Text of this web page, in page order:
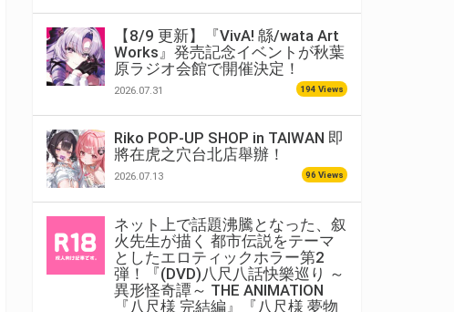
【8/9 更新】『VivA! 緜/wata Art
Works』発売記念イベントが秋葉
原ラジオ会館で開催決定！
2026.07.31 194 Views
Riko POP-UP SHOP in TAIWAN 即
將在虎之穴台北店舉辦！
2026.07.13 96 Views
ネット上で話題沸騰となった、叙
火先生が描く 都市伝説をテーマ
としたエロティックホラー第2
弾！『(DVD)八尺八話快樂巡り ～
異形怪奇譚～ THE ANIMATION
『八尺様 完結編』『八尺様 夢物